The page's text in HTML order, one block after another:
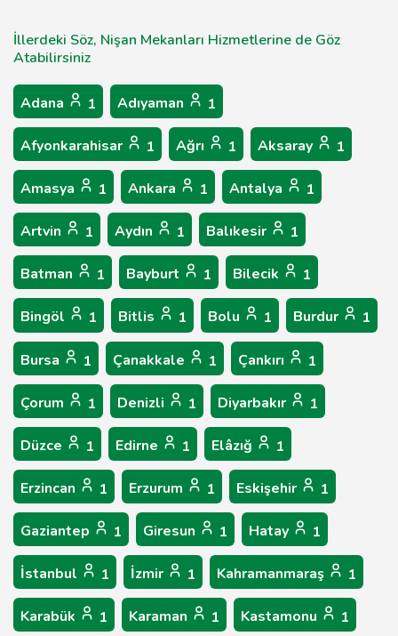
İllerdeki Söz, Nişan Mekanları Hizmetlerine de Göz
Atabilirsiniz
Adana 1 Adıyaman 1
Afyonkarahisar 1 Ağrı 1 Aksaray 1
Amasya 1 Ankara 1 Antalya 1
Artvin 1 Aydın 1 Balıkesir 1
Batman 1 Bayburt 1 Bilecik 1
Bingöl 1 Bitlis 1 Bolu 1 Burdur 1
Bursa 1 Çanakkale 1 Çankırı 1
Çorum 1 Denizli 1 Diyarbakır 1
Düzce 1 Edirne 1 Elâzığ 1
Erzincan 1 Erzurum 1 Eskişehir 1
Gaziantep 1 Giresun 1 Hatay 1
İstanbul 1 İzmir 1 Kahramanmaraş 1
Karabük 1 Karaman 1 Kastamonu 1